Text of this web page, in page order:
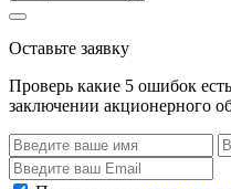
Оставьте заявку
Проверь какие 5 ошибок
заключении акционерного